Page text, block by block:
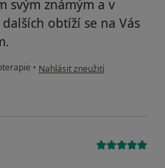
svým známým a v
obtíží se na Vás
• podle názoru uživatele Lucie
Nahlásit zneužití